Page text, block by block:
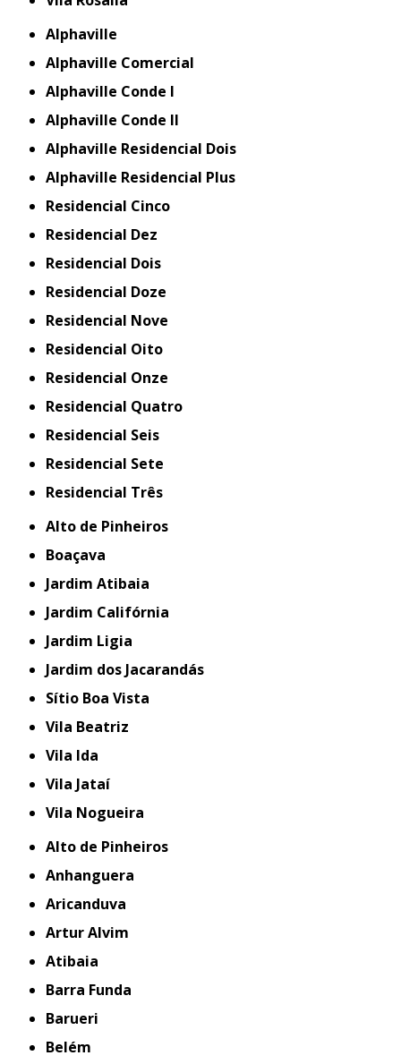
Alphaville
Alphaville Comercial
Alphaville Conde I
Alphaville Conde II
Alphaville Residencial Dois
Alphaville Residencial Plus
Residencial Cinco
Residencial Dez
Residencial Dois
Residencial Doze
Residencial Nove
Residencial Oito
Residencial Onze
Residencial Quatro
Residencial Seis
Residencial Sete
Residencial Três
Alto de Pinheiros
Boaçava
Jardim Atibaia
Jardim Califórnia
Jardim Ligia
Jardim dos Jacarandás
Sítio Boa Vista
Vila Beatriz
Vila Ida
Vila Jataí
Vila Nogueira
Alto de Pinheiros
Anhanguera
Aricanduva
Artur Alvim
Atibaia
Barra Funda
Barueri
Belém